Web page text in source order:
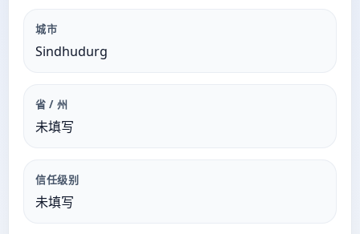
城市
Sindhudurg
省 / 州
未填写
信任级别
未填写